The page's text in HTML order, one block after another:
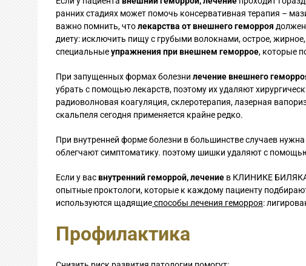
ранних стадиях может помочь консервативная терапия –
важно помнить, чтолекарства от внешнего геморроя
диету: исключить пищу с грубыми волокнами, острое,
специальныеупражнения при внешнем геморрое, которые
При запущенных формах болезни лечение внешнего
убрать с помощью лекарств, поэтому их удаляют
радиоволновая коагуляция, склеротерапия, лазерная
скальпеля сегодня применяется крайне редко.
При внутренней форме болезни в большинстве случаев
облегчают симптоматику. поэтому шишки удаляют с
Если у васвнутренний геморрой, лечение в КЛИНИКЕ БИЛЯКА
опытные проктологи, которые к каждому пациенту
используются щадящиеспособы лечения геморроя:
Профилактика